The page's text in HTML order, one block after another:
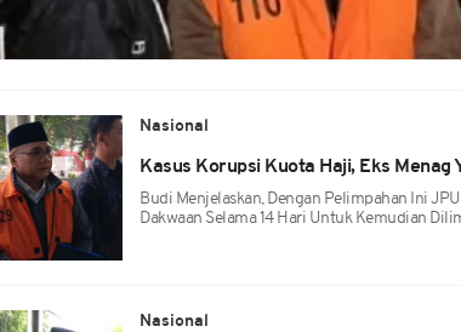
Nasional
Kasus Korupsi Kuota Haji, Eks Menag
Budi Menjelaskan, Dengan Pelimpahan Ini
Dakwaan Selama 14 Hari Untuk Kemudian
Nasional